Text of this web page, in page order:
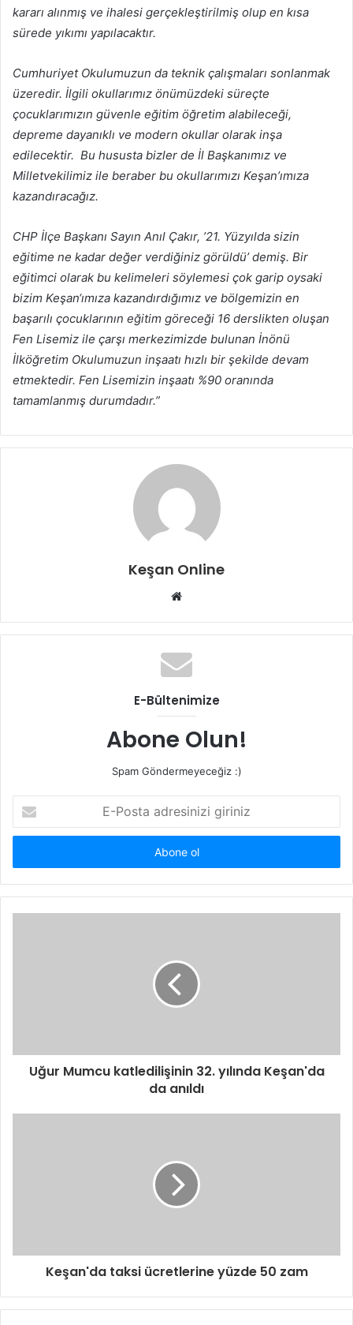
kararı alınmış ve ihalesi gerçekleştirilmiş olup en kısa
sürede yıkımı yapılacaktır.
Cumhuriyet Okulumuzun da teknik çalışmaları sonlanmak
üzeredir. İlgili okullarımız önümüzdeki süreçte
çocuklarımızın güvenle eğitim öğretim alabileceği,
depreme dayanıklı ve modern okullar olarak inşa
edilecektir. Bu hususta bizler de İl Başkanımız ve
Milletvekilimiz ile beraber bu okullarımızı Keşan’ımıza
kazandıracağız.
CHP İlçe Başkanı Sayın Anıl Çakır, ’21. Yüzyılda sizin
eğitime ne kadar değer verdiğiniz görüldü’ demiş. Bir
eğitimci olarak bu kelimeleri söylemesi çok garip oysaki
bizim Keşan‘ımıza kazandırdığımız ve bölgemizin en
başarılı çocuklarının eğitim göreceği 16 derslikten oluşan
Fen Lisemiz ile çarşı merkezimizde bulunan İnönü
İlköğretim Okulumuzun inşaatı hızlı bir şekilde devam
etmektedir. Fen Lisemizin inşaatı %90 oranında
tamamlanmış durumdadır.”
Keşan Online
Web
E-Bültenimize
Abone Olun!
Spam Göndermeyeceğiz :)
Posta
adresinizi
Uğur Mumcu katledilişinin 32. yılında Keşan'da
da anıldı
Keşan'da taksi ücretlerine yüzde 50 zam